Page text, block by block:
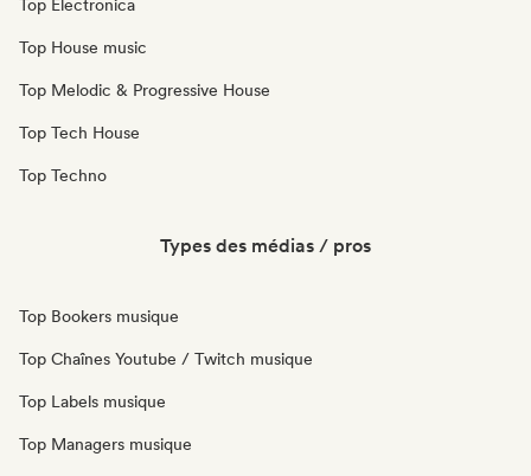
Top Electronica
Top House music
Top Melodic & Progressive House
Top Tech House
Top Techno
Types des médias / pros
Top Bookers musique
Top Chaînes Youtube / Twitch musique
Top Labels musique
Top Managers musique